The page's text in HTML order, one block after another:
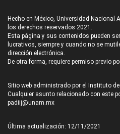
Hecho en México, Universidad Nacional
los derechos reservados 2021.
Esta página y sus contenidos pueden
lucrativos, siempre y cuando no se
dirección electrónica.
De otra forma, requiere permiso previo
Sitio web administrado por el Instituto
Cualquier asunto relacionado con este
padiij@unam.mx
Última actualización: 12/11/2021